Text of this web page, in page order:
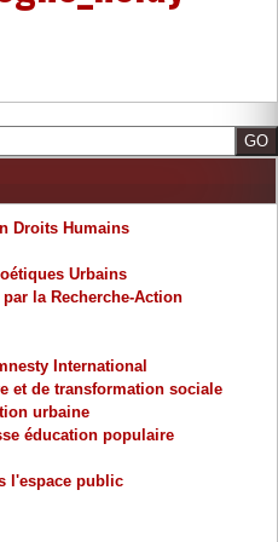
Droits Humains
Urbains
la Recherche-Action
International
et de transformation sociale
urbaine
éducation populaire
l'espace public